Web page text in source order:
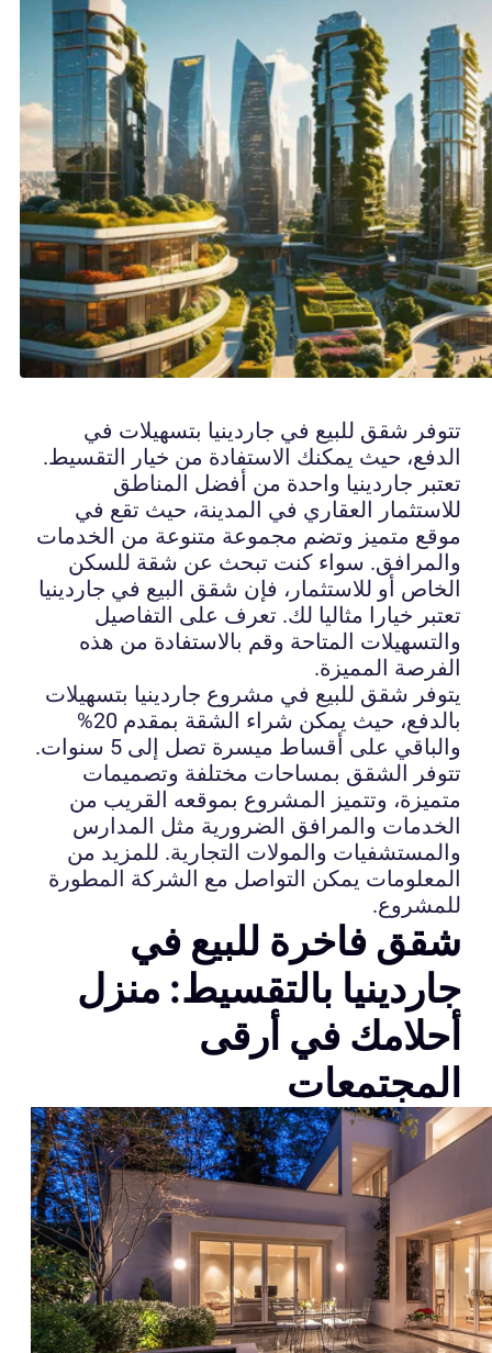
تتوفر شقق للبيع في جاردينيا بتسهيلات في
الدفع، حيث يمكنك الاستفادة من خيار التقسيط.
تعتبر جاردينيا واحدة من أفضل المناطق
للاستثمار العقاري في المدينة، حيث تقع في
موقع متميز وتضم مجموعة متنوعة من الخدمات
والمرافق. سواء كنت تبحث عن شقة للسكن
الخاص أو للاستثمار، فإن شقق البيع في جاردينيا
تعتبر خيارا مثاليا لك. تعرف على التفاصيل
والتسهيلات المتاحة وقم بالاستفادة من هذه
الفرصة المميزة.
يتوفر شقق للبيع في مشروع جاردينيا بتسهيلات
بالدفع، حيث يمكن شراء الشقة بمقدم 20%
والباقي على أقساط ميسرة تصل إلى 5 سنوات.
تتوفر الشقق بمساحات مختلفة وتصميمات
متميزة، وتتميز المشروع بموقعه القريب من
الخدمات والمرافق الضرورية مثل المدارس
والمستشفيات والمولات التجارية. للمزيد من
المعلومات يمكن التواصل مع الشركة المطورة
للمشروع.
شقق فاخرة للبيع في
جاردينيا بالتقسيط: منزل
أحلامك في أرقى
المجتمعات